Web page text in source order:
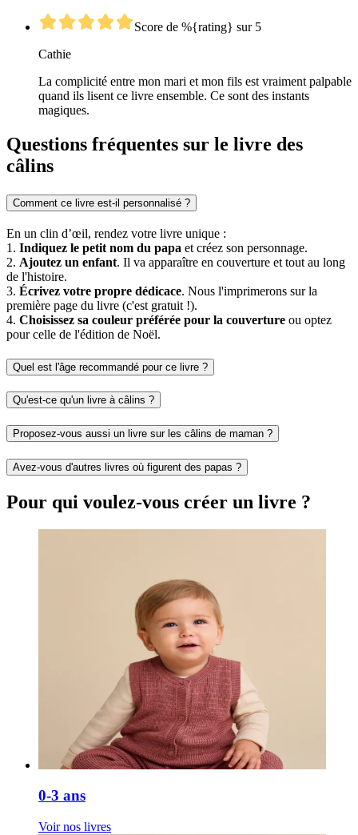
Score de %{rating} sur 5
Cathie
La complicité entre mon mari et mon fils est vraiment palpable
quand ils lisent ce livre ensemble. Ce sont des instants
magiques.
Questions fréquentes sur le livre des
câlins
Comment ce livre est-il personnalisé ?
En un clin d’œil, rendez votre livre unique :
1. Indiquez le petit nom du papa et créez son personnage.
2. Ajoutez un enfant. Il va apparaître en couverture et tout au long
de l'histoire.
3. Écrivez votre propre dédicace. Nous l'imprimerons sur la
première page du livre (c'est gratuit !).
4. Choisissez sa couleur préférée pour la couverture ou optez
pour celle de l'édition de Noël.
Quel est l'âge recommandé pour ce livre ?
Qu'est-ce qu'un livre à câlins ?
Proposez-vous aussi un livre sur les câlins de maman ?
Avez-vous d'autres livres où figurent des papas ?
Pour qui voulez-vous créer un livre ?
0-3 ans
Voir nos livres